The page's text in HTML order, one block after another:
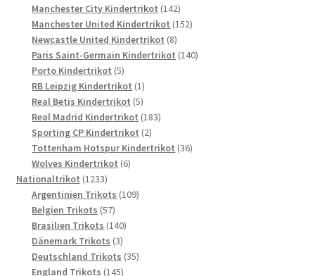
Produkte
Manchester City Kindertrikot 142142
Produkte
Manchester United Kindertrikot 152152
Newcastle United Kindertrikot 88
Produkte
Paris Saint-Germain Kindertrikot 140140
Porto Kindertrikot 55
Produkte
RB Leipzig Kindertrikot 11
Produkt
Real Betis Kindertrikot 55
Produkte
Real Madrid Kindertrikot 183183
Sporting CP Kindertrikot 22
Produkte
Tottenham Hotspur Kindertrikot 3636
Wolves Kindertrikot 66
Nationaltrikot 12331233
Produkte
Argentinien Trikots 109109
Belgien Trikots 5757
Produkte
Brasilien Trikots 140140
Dänemark Trikots 33
Produkte
Deutschland Trikots 3535
England Trikots 145145